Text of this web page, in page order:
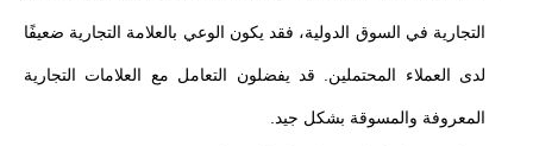
التجارية في السوق الدولية، فقد يكون الوعي بالعلامة التجارية ضعيفًا
لدى العملاء المحتملين. قد يفضلون التعامل مع العلامات التجارية
المعروفة والمسوقة بشكل جيد.